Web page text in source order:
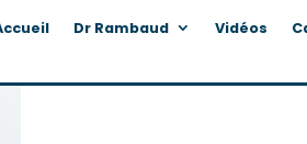
Dr Rambaud Vidéos